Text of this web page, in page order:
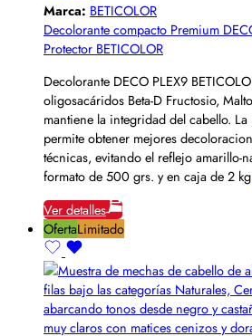
Marca: BETICOLOR
Decolorante compacto Premium
Protector BETICOLOR
Decolorante DECO PLEX9
oligosacáridos Beta-D Fructosio,
mantiene la integridad del cabello.
permite obtener mejores
técnicas, evitando el reflejo amarillo-
formato de 500 grs. y en caja de 2
Ver detalles
OfertaLimitado